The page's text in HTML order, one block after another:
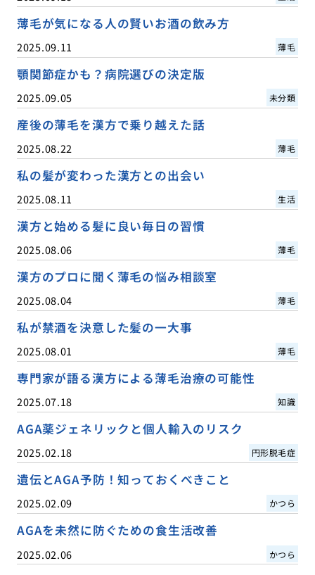
薄毛が気になる人の賢いお酒の飲み方
2025.09.11 薄毛
顎関節症かも？病院選びの決定版
2025.09.05 未分類
産後の薄毛を漢方で乗り越えた話
2025.08.22 薄毛
私の髪が変わった漢方との出会い
2025.08.11 生活
漢方と始める髪に良い毎日の習慣
2025.08.06 薄毛
漢方のプロに聞く薄毛の悩み相談室
2025.08.04 薄毛
私が禁酒を決意した髪の一大事
2025.08.01 薄毛
専門家が語る漢方による薄毛治療の可能性
2025.07.18 知識
AGA薬ジェネリックと個人輸入のリスク
2025.02.18 円形脱毛症
遺伝とAGA予防！知っておくべきこと
2025.02.09 かつら
AGAを未然に防ぐための食生活改善
2025.02.06 かつら